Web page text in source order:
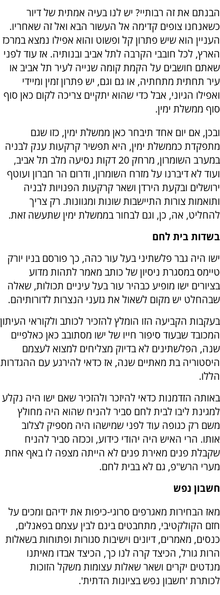
הבנתם את זה רבותיי? יש לנו בעיה אמתית של דיור
כשאנחנו צופים קדימה אל העשור הבא ואל זה שאחריו.
העניין הוא שיש פתרון קל ופשוט והוא אפילו נמצא במרכז
הארץ, לכל חובבי הקרבה לתל אביב ובנותיה. אז עוד לפני
שאתם חושבים על הקמת קומה שנייה לעיר תל אביב או
עיר תחתית מתחתיה, או גם וגם, יש פתרון זמין ומיידי
ואפילו הגיוני, אבל כדי שהוא יתקיים צריכה לקום כאן סוף
סוף ממשלת ימין.
ובכן, אם יום אחד תיבחר כאן ממשלת ימין, כזו שגם
מתפקדת כממשלת ימין, היא תפשיר קרקעות ענק לבניה
במערב השומרון, מרחק 20 דקות נסיעה מלב תל אביב,
ועוד לא דיברנו על מזרח השומרון, ודרום הר חברון ועוטף
ירושלים ובקעת הירדן ושאר קרקעות הפנויות לבניה
ותואמות צורות התיישבות שונות ומגוונות. רק צריך
להחליט, אה, כן, וגם לבחור בממשלת ימין שתעשה זאת.
בשדות בית לחם
ישו היה גבר פלשתיני בעל עור כהה, כך פורסם בניו יורק
טיימס במסגרת ניסיון של כותב מאמר לתהות מדוע
בציורים ישו מופיע כבהיר עור בעל עיניים תכולות, שאלה
שבהחלט יש מקום לשאול את גזעני הנצרות לדורותיהם.
בעקבות הקביעה הזו הומלץ להזכיר לכותב ולקוראי העיתון
המכובד שבעוד סיפור חייו של ישו מסתובב כאן כאלפיים
שנה, הפלשתינים לא בדיוק מצליחים למצוא לעצמם
היסטוריה בת מאתיים שנה, אז כדאי להירגע עם ההגדרות
הללו.
באותה הזדמנות כדאי להיזכר ולהזכיר שאם ישו היה נקלע
למגינת ליבו לבית לחם סביר להניח שהוא היה מחולץ
משם רק כגופה עוד לפני שמישהו היה מספיק לצלוב
אותו. הרי האיש היה יהודי כידוע, וככזה סביר להניח
שקבלת פנים מאירת פנים לא הייתה מצפה לו באף אחת
מערי הרש"פ, גם לא בבית לחם.
חשבון נפש
מאז הבחירות מאגרפים סרוגי-כיפות את ידיהם ומכים על
חזם הקולקטיבי, מתחבטים בינם לבין עצמם בפאנלים,
כנסים, מאמרים, דיונים וישיבות סגורות ופתוחות בשאלות
הרות גורל, הכיצד קרה לנו כך, הכיצד אבדו מאיתנו
מנדטים יקרים ושאר שאלות עצומות משקל הזוכות
לכותרת 'חשבון נפש בציונות הדתית'.